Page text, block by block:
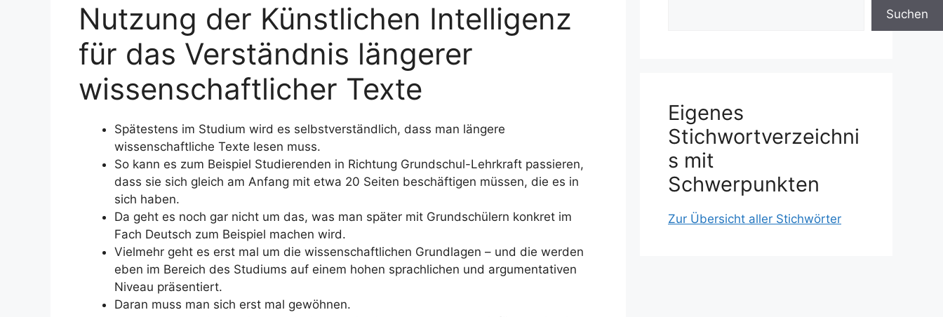
Nutzung der Künstlichen Intelligenz
für das Verständnis längerer
wissenschaftlicher Texte
Spätestens im Studium wird es selbstverständlich, dass man längere
wissenschaftliche Texte lesen muss.
So kann es zum Beispiel Studierenden in Richtung Grundschul-Lehrkraft passieren,
dass sie sich gleich am Anfang mit etwa 20 Seiten beschäftigen müssen, die es in
sich haben.
Da geht es noch gar nicht um das, was man später mit Grundschülern konkret im
Fach Deutsch zum Beispiel machen wird.
Vielmehr geht es erst mal um die wissenschaftlichen Grundlagen – und die werden
eben im Bereich des Studiums auf einem hohen sprachlichen und argumentativen
Niveau präsentiert.
Daran muss man sich erst mal gewöhnen.
Suchen
Eigenes
Stichwortverzeichni
s mit
Schwerpunkten
Zur Übersicht aller Stichwörter